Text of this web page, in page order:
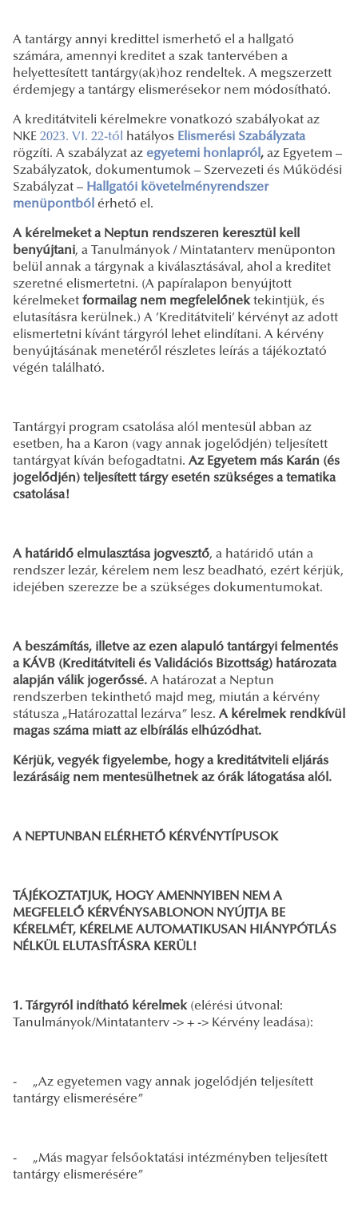
A tantárgy annyi kredittel ismerhető el a hallgató
számára, amennyi kreditet a szak tantervében a
helyettesített tantárgy(ak)hoz rendeltek. A megszerzett
érdemjegy a tantárgy elismerésekor nem módosítható.
A kreditátviteli kérelmekre vonatkozó szabályokat az
NKE 2023. VI. 22-től hatályos Elismerési Szabályzata
rögzíti. A szabályzat az egyetemi honlapról , az Egyetem –
Szabályzatok, dokumentumok – Szervezeti és Működési
Szabályzat – Hallgatói követelményrendszer
menüpontból érhető el.
A kérelmeket a Neptun rendszeren keresztül kell
benyújtani, a Tanulmányok / Mintatanterv menüponton
belül annak a tárgynak a kiválasztásával, ahol a kreditet
szeretné elismertetni. (A papíralapon benyújtott
kérelmeket formailag nem megfelelőnektekintjük, és
elutasításra kerülnek.) A ’Kreditátviteli’ kérvényt az adott
elismertetni kívánt tárgyról lehet elindítani. A kérvény
benyújtásának menetéről részletes leírás a tájékoztató
végén található.
Tantárgyi program csatolása alól mentesül abban az
esetben, ha a Karon (vagy annak jogelődjén) teljesített
tantárgyat kíván befogadtatni. Az Egyetem más Karán (és
jogelődjén) teljesített tárgy esetén szükséges a tematika
csatolása!
A határidő elmulasztása jogvesztő, a határidő után a
rendszer lezár, kérelem nem lesz beadható, ezért kérjük,
idejében szerezze be a szükséges dokumentumokat.
A beszámítás, illetve az ezen alapuló tantárgyi felmentés
a KÁVB (Kreditátviteli és Validációs Bizottság) határozata
alapján válik jogerőssé. A határozat a Neptun
rendszerben tekinthető majd meg, miután a kérvény
státusza „Határozattal lezárva” lesz. A kérelmek rendkívül
magas száma miatt az elbírálás elhúzódhat.
Kérjük, vegyék figyelembe, hogy a kreditátviteli eljárás
lezárásáig nem mentesülhetnek az órák látogatása alól.
A NEPTUNBAN ELÉRHETŐ KÉRVÉNYTÍPUSOK
TÁJÉKOZTATJUK, HOGY AMENNYIBEN NEM A
MEGFELELŐ KÉRVÉNYSABLONON NYÚJTJA BE
KÉRELMÉT, KÉRELME AUTOMATIKUSAN HIÁNYPÓTLÁS
NÉLKÜL ELUTASÍTÁSRA KERÜL!
1. Tárgyról indítható kérelmek(elérési útvonal:
Tanulmányok/Mintatanterv -> + -> Kérvény leadása):
- „Az egyetemen vagy annak jogelődjén teljesített
tantárgy elismerésére”
- „Más magyar felsőoktatási intézményben teljesített
tantárgy elismerésére”